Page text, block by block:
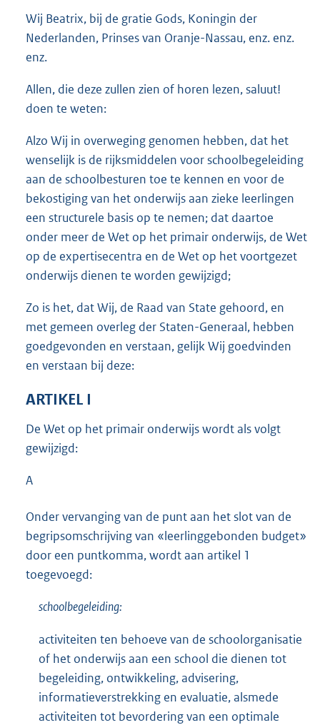
5
b
Wij Beatrix, bij de gratie Gods, Koningin der
Nederlanden, Prinses van Oranje-Nassau, enz. enz.
enz.
Allen, die deze zullen zien of horen lezen, saluut!
doen te weten:
Alzo Wij in overweging genomen hebben, dat het
wenselijk is de rijksmiddelen voor schoolbegeleiding
aan de schoolbesturen toe te kennen en voor de
bekostiging van het onderwijs aan zieke leerlingen
een structurele basis op te nemen; dat daartoe
onder meer de Wet op het primair onderwijs, de Wet
op de expertisecentra en de Wet op het voortgezet
onderwijs dienen te worden gewijzigd;
Zo is het, dat Wij, de Raad van State gehoord, en
met gemeen overleg der Staten-Generaal, hebben
goedgevonden en verstaan, gelijk Wij goedvinden
en verstaan bij deze:
ARTIKEL I
De Wet op het primair onderwijs wordt als volgt
gewijzigd:
A
Onder vervanging van de punt aan het slot van de
begripsomschrijving van «leerlinggebonden budget»
door een puntkomma, wordt aan artikel 1
toegevoegd:
schoolbegeleiding:
activiteiten ten behoeve van de schoolorganisatie
of het onderwijs aan een school die dienen tot
begeleiding, ontwikkeling, advisering,
informatieverstrekking en evaluatie, alsmede
activiteiten tot bevordering van een optimale